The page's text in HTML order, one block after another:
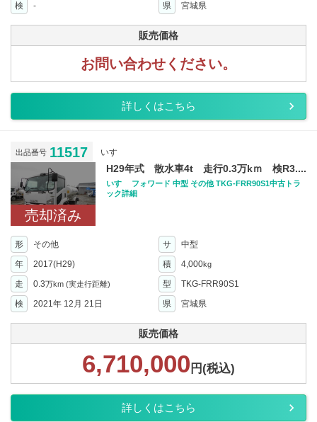
検
- 県 宮城県
販売価格
お問い合わせください。
詳しくはこちら
出品番号 11517 いすゞ
売却済み
H29年式 散水車4t 走行0.3万kｍ 検R3....
いすゞ フォワード 中型 その他 TKG-FRR90S1中古トラ
ック詳細
形 その他 サ
中型
年
2017(H29) 積 4,000kg
走 0.3万km (実走行距離) 型
TKG-FRR90S1
検
2021年 12月 21日 県 宮城県
販売価格
6,710,000 円(税込)
詳しくはこちら